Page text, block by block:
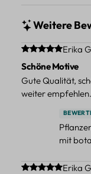
Weitere
Durchschnittliche
Erika
Schöne Motive
Gute Qualität,
weiter empfehlen.
mit
Durchschnittliche
Erika